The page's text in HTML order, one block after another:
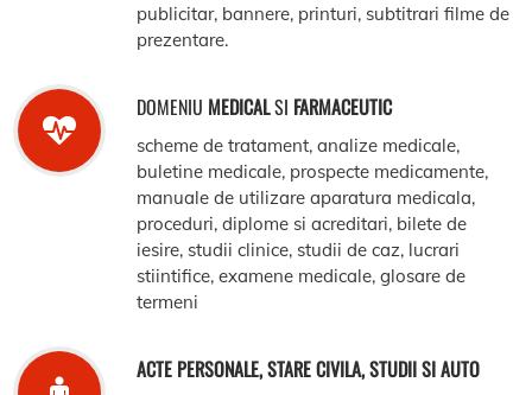
publicitar, bannere, printuri, subtitrari filme de
prezentare.
DOMENIU MEDICALSI FARMACEUTIC
scheme de tratament, analize medicale,
buletine medicale, prospecte medicamente,
manuale de utilizare aparatura medicala,
proceduri, diplome si acreditari, bilete de
iesire, studii clinice, studii de caz, lucrari
stiintifice, examene medicale, glosare de
termeni
ACTE PERSONALE, STARE CIVILA, STUDII SI AUTO